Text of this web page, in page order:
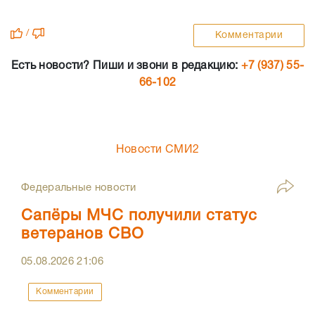
/ Комментарии
Есть новости? Пиши и звони в редакцию: +7 (937) 55-
66-102
Новости СМИ2
Федеральные новости
Сапёры МЧС получили статус
ветеранов СВО
05.08.202621:06
Комментарии